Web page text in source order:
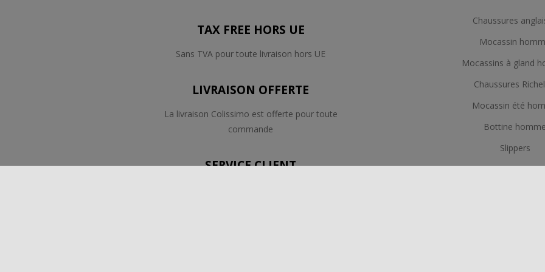
TAX FREE HORS UE
Sans TVA pour toute livraison hors UE
LIVRAISON OFFERTE
La livraison Colissimo est offerte pour toute
commande
SERVICE CLIENT
Chaussures
Mocassin
Mocassins à gland
Chaussures
Mocassin été
Bottine homme
Slippers
Smoking jacket